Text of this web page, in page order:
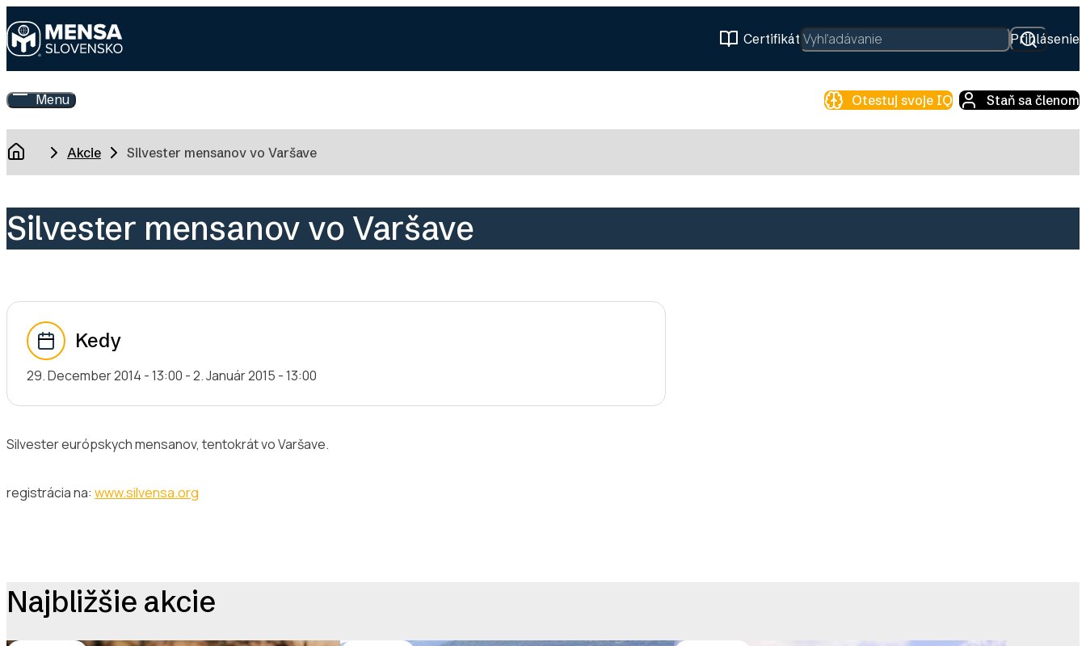
to
main
CertifikátHľadať Prihlásenie
Toggle
Menu
Menu Otestuj svoje IQ Staň sa členom
BreadcrumbAkcie Silvester mensanov vo Varšave
Silvester mensanov vo Varšave
Kedy
29. December 2014 - 13:00 -2. Január 2015 - 13:00
Silvester európskych mensanov, tentokrát vo Varšave.
registrácia na: www.silvensa.org
Najbližšie akcie